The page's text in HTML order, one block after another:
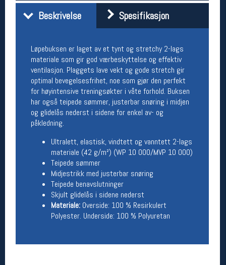
Beskrivelse Spesifikasjon
Løpebuksen er laget av et tynt og stretchy 2-lags
materiale som gir god værbeskyttelse og effektiv
ventilasjon. Plaggets lave vekt og gode stretch gir
optimal bevegelsesfrihet, noe som gjør den perfekt
for høyintensive treningsøkter i våte forhold. Buksen
har også teipede sømmer, justerbar snøring i midjen
og glidelås nederst i sidene for enkel av- og
påkledning.
Ultralett, elastisk, vindtett og vanntett 2-lags
materiale (42 g/m²) (WP 10 000/MVP 10 000)
Teipede sømmer
Midjestrikk med justerbar snøring
Teipede benavslutninger
Skjult glidelås i sidene nederst
Materiale: Overside: 100 % Resirkulert
Polyester. Underside: 100 % Polyuretan
Åpningstider butikk
11-18
Team Oslo Sportslager
Magasinet
Medlemstilbud og aktiviteter
MELD DEG INN GRATIS
Åpningstider verkstedet
Man-Fredag:
Lørdag:
11-16
Om verkstedet
For å bestille time må du logge inn i
nettbutikken og trykke på den nederste blå
Betingelser